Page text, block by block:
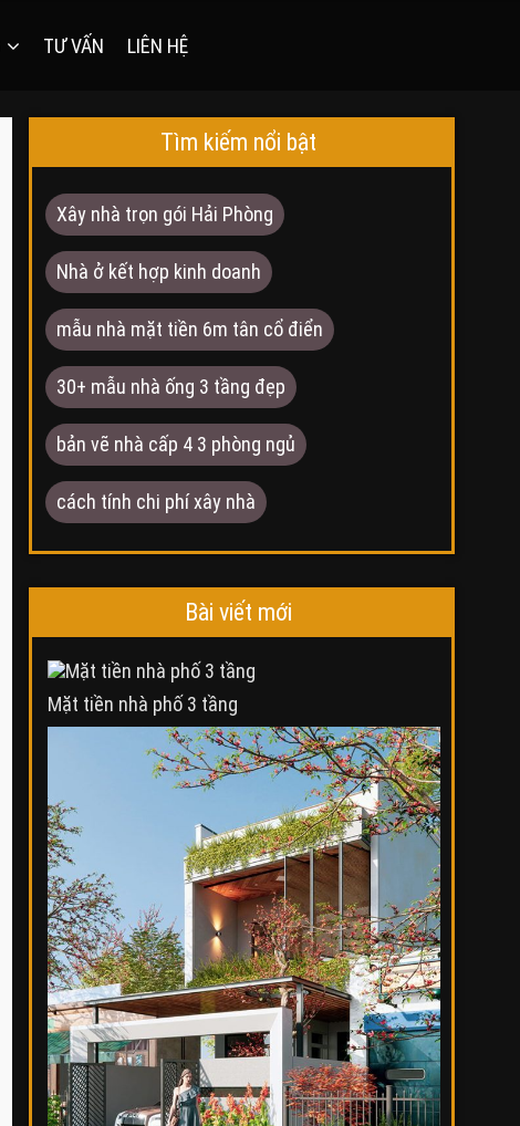
TƯ VẤN LIÊN HỆ
Tìm kiếm nổi bật
Xây nhà trọn gói Hải Phòng
Nhà ở kết hợp kinh doanh
mẫu nhà mặt tiền 6m tân cổ điển
30+ mẫu nhà ống 3 tầng đẹp
bản vẽ nhà cấp 4 3 phòng ngủ
cách tính chi phí xây nhà
Bài viết mới
Mặt tiền nhà phố 3 tầng